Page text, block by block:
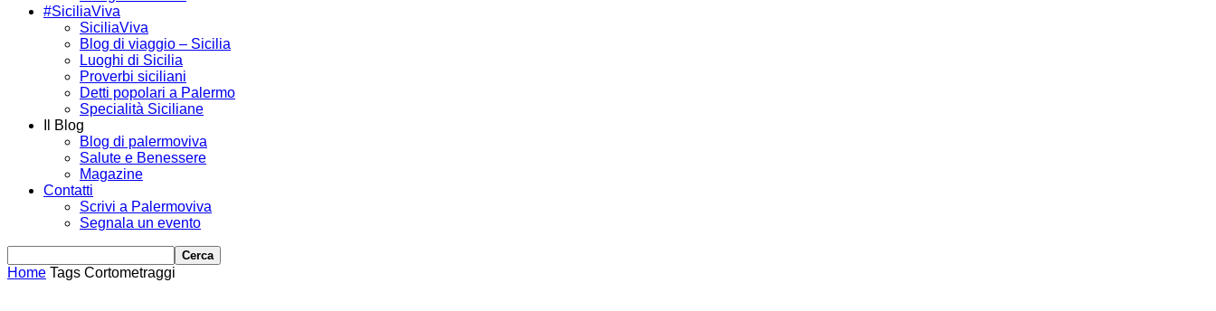
#SiciliaViva
SiciliaViva
Blog di viaggio – Sicilia
Luoghi di Sicilia
Proverbi siciliani
Detti popolari a Palermo
Specialità Siciliane
Il Blog
Blog di palermoviva
Salute e Benessere
Magazine
Contatti
Scrivi a Palermoviva
Segnala un evento
Home Tags Cortometraggi